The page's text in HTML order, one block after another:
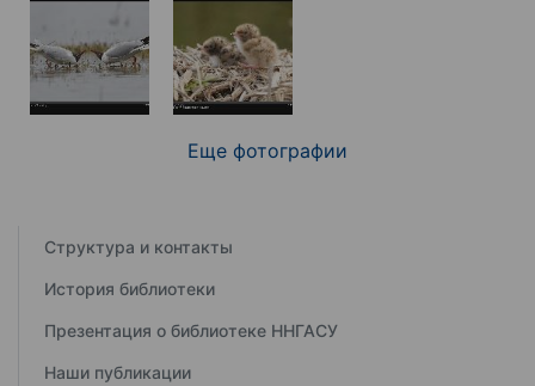
Еще фотографии
Структура и контакты
История библиотеки
Презентация о библиотеке ННГАСУ
Наши публикации